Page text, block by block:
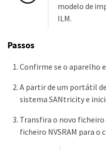
modelo de
ILM.
Passos
Confirme se o aparelho
A partir de um portátil
sistema SANtricity e
Transfira o novo ficheiro
ficheiro NVSRAM para o